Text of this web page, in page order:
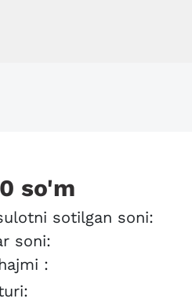
so'm
sotilgan soni:
soni:
: